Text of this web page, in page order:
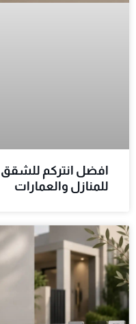
افضل انتركم للشقق
للمنازل والعمارات